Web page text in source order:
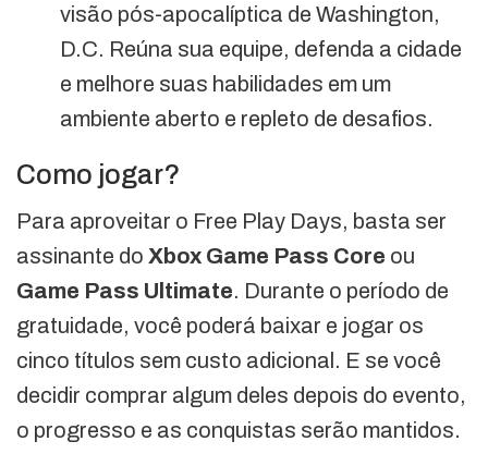
visão pós-apocalíptica de Washington,
D.C. Reúna sua equipe, defenda a cidade
e melhore suas habilidades em um
ambiente aberto e repleto de desafios.
Como jogar?
Para aproveitar o Free Play Days, basta ser
assinante do Xbox Game Pass Core ou
Game Pass Ultimate. Durante o período de
gratuidade, você poderá baixar e jogar os
cinco títulos sem custo adicional. E se você
decidir comprar algum deles depois do evento,
o progresso e as conquistas serão mantidos.